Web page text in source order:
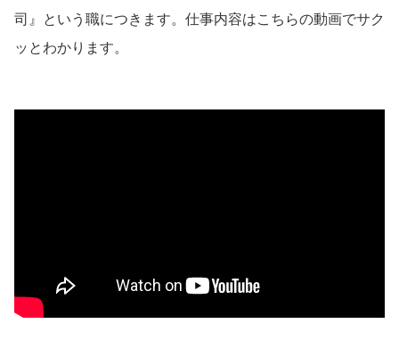
司』という職につきます。仕事内容はこちらの動画でサク
ッとわかります。